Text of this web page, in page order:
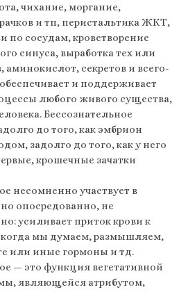
чихание, моргание,
и тп, перистальтика ЖКТ,
по сосудам, кроветворение
синуса, выработка тех или
аминокислот, секретов и всего-
обеспечивает и поддерживает
любого живого существа,
Бессознательное
до того, как эмбрион
задолго до того, как у него
крошечные зачатки
несомненно участвует в
опосредованно, не
усиливает приток крови к
когда мы думаем, размышляем,
или иные гормоны и тд.
— это функция вегетативной
являющейся атрибутом,